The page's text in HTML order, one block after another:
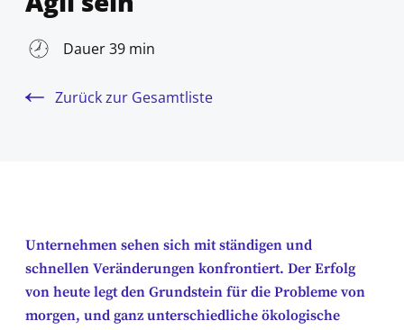
Dauer 39 min
Zurück zur Gesamtliste
Unternehmen sehen sich mit ständigen und
schnellen Veränderungen konfrontiert. Der Erfolg
von heute legt den Grundstein für die Probleme von
morgen, und ganz unterschiedliche ökologische